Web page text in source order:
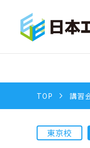
TOP 講習
東京校